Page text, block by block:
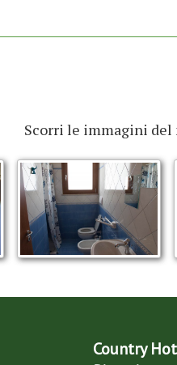
Scorri le immagini
Country